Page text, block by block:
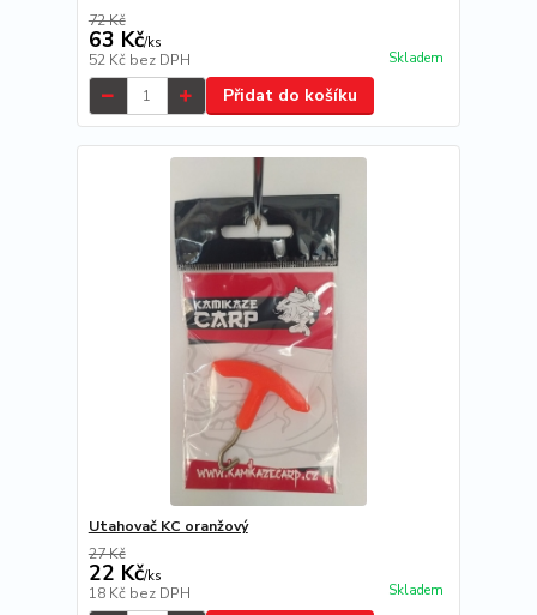
72 Kč
63 Kč/ks
52 Kč bez DPH Skladem
Přidat do košíku
Utahovač KC oranžový
27 Kč
22 Kč/ks
18 Kč bez DPH Skladem